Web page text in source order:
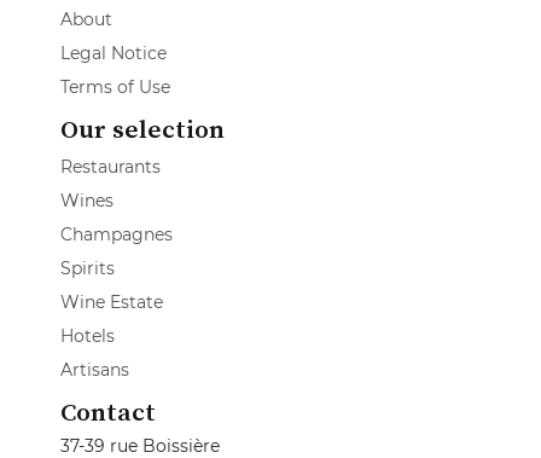
About
Legal Notice
Terms of Use
Our selection
Restaurants
Wines
Champagnes
Spirits
Wine Estate
Hotels
Artisans
Contact
37-39 rue Boissière